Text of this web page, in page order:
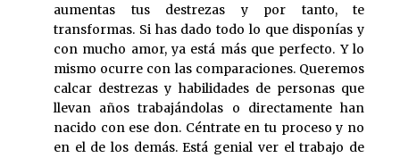
aumentas tus destrezas y por tanto, te
transformas. Si has dado todo lo que disponías y
con mucho amor, ya está más que perfecto. Y lo
mismo ocurre con las comparaciones. Queremos
calcar destrezas y habilidades de personas que
llevan años trabajándolas o directamente han
nacido con ese don. Céntrate en tu proceso y no
en el de los demás. Está genial ver el trabajo de